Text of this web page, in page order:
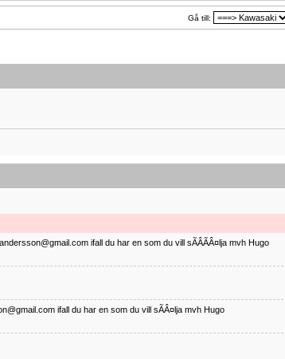
Gå till:
ifall du har en som du vill sÃÂÃÂ¤lja mvh Hugo
ifall du har en som du vill sÃÂ¤lja mvh Hugo